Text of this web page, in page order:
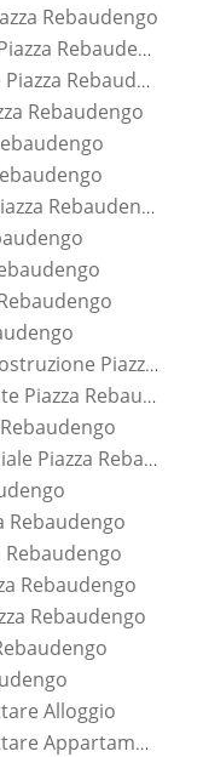
Rebaudengo
Valutazione Monolocale Piazza Rebaudengo
Valutazione Quadrilocale Piazza Rebaudengo
Rebaudengo
Vendita Appartamento Piazza Rebaudengo
Vendita Casa Di Nuova Costruzione Piazza Rebaudengo
Vendita Casa Indipendente Piazza Rebaudengo
Vendita Locale Commerciale Piazza Rebaudengo
Rebaudengo
Rebaudengo
Rebaudengo
Alloggio
Agenzia Immobiliare Affittare Appartamento